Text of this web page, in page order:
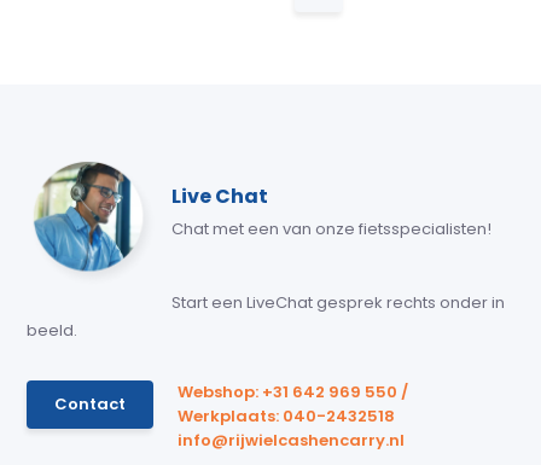
Live Chat
Chat met een van onze fietsspecialisten!
Start een LiveChat gesprek rechts onder in
beeld.
Contact
Webshop: +31 642 969 550 /
Werkplaats: 040-2432518
info@rijwielcashencarry.nl